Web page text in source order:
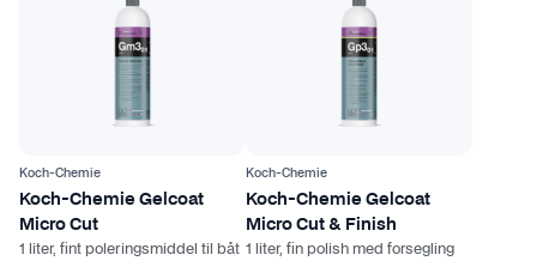
Koch-Chemie
Koch-Chemie Gelcoat
Micro Cut
1 liter, fint poleringsmiddel til båt
Koch-Chemie
Koch-Chemie Gelcoat
Micro Cut & Finish
1 liter, fin polish med forsegling